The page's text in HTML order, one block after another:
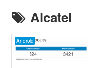
Alcatel
Android